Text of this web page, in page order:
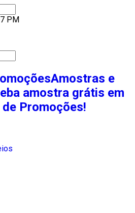
PM
Amostras e
amostra grátis em
Promoções!